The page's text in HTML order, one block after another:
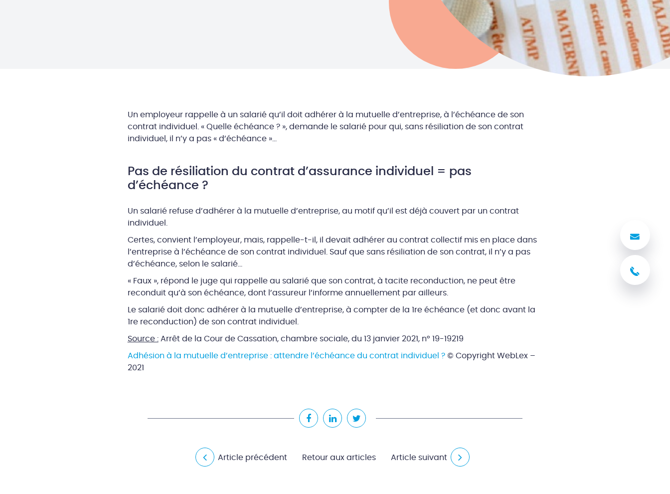
Un employeur rappelle à un salarié qu’il doit adhérer à la mutuelle d’entreprise, à l’échéance de son
contrat individuel. « Quelle échéance ? », demande le salarié pour qui, sans résiliation de son contrat
individuel, il n’y a pas « d’échéance »…
Pas de résiliation du contrat d’assurance individuel = pas
d’échéance ?
Un salarié refuse d’adhérer à la mutuelle d’entreprise, au motif qu’il est déjà couvert par un contrat
individuel.
Certes, convient l’employeur, mais, rappelle-t-il, il devait adhérer au contrat collectif mis en place dans
l’entreprise à l’échéance de son contrat individuel. Sauf que sans résiliation de son contrat, il n’y a pas
d’échéance, selon le salarié…
« Faux », répond le juge qui rappelle au salarié que son contrat, à tacite reconduction, ne peut être
reconduit qu’à son échéance, dont l’assureur l’informe annuellement par ailleurs.
Le salarié doit donc adhérer à la mutuelle d’entreprise, à compter de la 1re échéance (et donc avant la
1re reconduction) de son contrat individuel.
Source :Arrêt de la Cour de Cassation, chambre sociale, du 13 janvier 2021, n° 19-19219
Adhésion à la mutuelle d’entreprise : attendre l’échéance du contrat individuel ?© Copyright WebLex –
2021
Article précédent Retour aux articles Article suivant